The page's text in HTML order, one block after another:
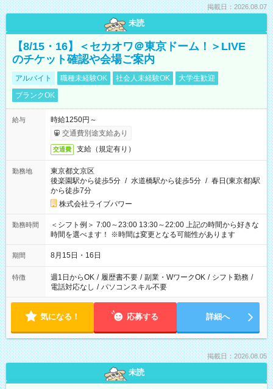
掲載日：2026.08.07
未読
【8/15・16】＜セカオワ＠東京ドーム！＞LIVE
のチケット確認や会場ご案内
アルバイト 職種未経験OK 社会人未経験OK
大学生歓迎
ブランクOK
給与
時給1250円～
交通費別途支給あり
交通費 支給（規定有り）
勤務地
東京都文京区
後楽園駅から徒歩5分 / 水道橋駅から徒歩5分 / 春日(東京都)駅
から徒歩7分
株式会社ライブパワー
勤務時間
＜シフト例＞ 7:00～23:00 13:30～22:00 上記の時間から好きな
時間を選べます！ ※時間は変更となる可能性があります
期間 8月15日・16日
特徴 週1日からOK / 履歴書不要 / 副業・WワークOK / シフト勤務 /
電話対応なし / パソコンスキル不要
気になる！ 応募する 詳細へ
掲載日：2026.08.05
未読